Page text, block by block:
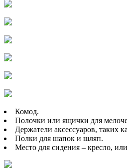
Комод.
Полочки или ящички для
Держатели аксессуаров, таких
Полки для шапок и шляп.
Место для сидения – кресло,